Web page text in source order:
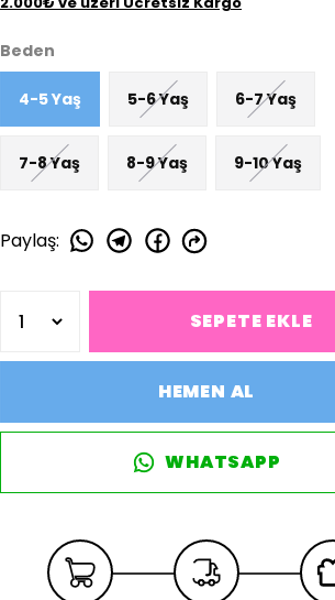
Beden
4-5 Yaş 5-6 Yaş 6-7 Yaş
7-8 Yaş 8-9 Yaş 9-10 Yaş
Paylaş:
SEPETE EKLE
HEMEN AL
WHATSAPP